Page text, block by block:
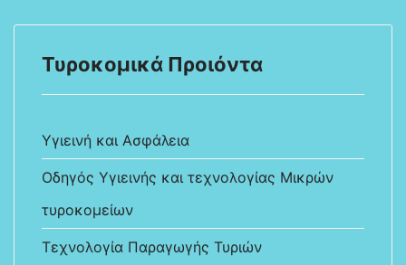
Τυροκομικά Προιόντα
Υγιεινή και Ασφάλεια
Οδηγός Υγιεινής και τεχνολογίας Μικρών
τυροκομείων
Τεχνολογία Παραγωγής Τυριών